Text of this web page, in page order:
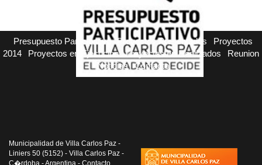
Presupuesto Participativo Proyectos Presentados
Proyectos
2014
Proyectos en Ejecucion Proyectos en Realizados
Reunion
Noticias
Contacto
Municipalidad de Villa Carlos Paz -
Liniers 50 (5152) - Villa Carlos Paz -
C�rdoba - Argentina - Contacto